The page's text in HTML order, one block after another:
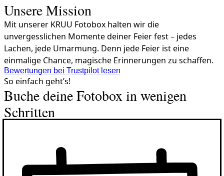
Unsere Mission
Mit unserer KRUU Fotobox halten wir die
unvergesslichen Momente deiner Feier fest – jedes
Lachen, jede Umarmung. Denn jede Feier ist eine
einmalige Chance, magische Erinnerungen zu schaffen.
Bewertungen bei Trustpilot lesen
So einfach geht’s!
Buche deine Fotobox in wenigen
Schritten